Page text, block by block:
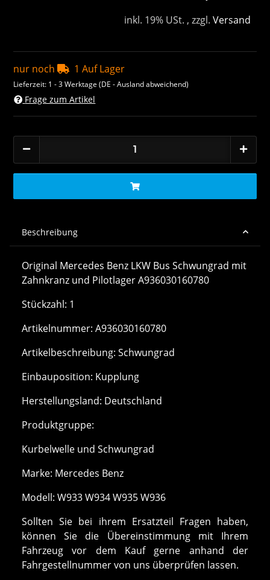
inkl. 19% USt. , zzgl. Versand
nur noch 1 Auf Lager
Lieferzeit: 1 - 3 Werktage(DE - Ausland abweichend)
Frage zum Artikel
Beschreibung
Original Mercedes Benz LKW Bus Schwungrad mit
Zahnkranz und Pilotlager A936030160780
Stückzahl: 1
Artikelnummer: A936030160780
Artikelbeschreibung: Schwungrad
Einbauposition: Kupplung
Herstellungsland: Deutschland
Produktgruppe:
Kurbelwelle und Schwungrad
Marke: Mercedes Benz
Modell: W933 W934 W935 W936
Sollten Sie bei ihrem Ersatzteil Fragen haben,
können Sie die Übereinstimmung mit Ihrem
Fahrzeug vor dem Kauf gerne anhand der
Fahrgestellnummer von uns überprüfen lassen.